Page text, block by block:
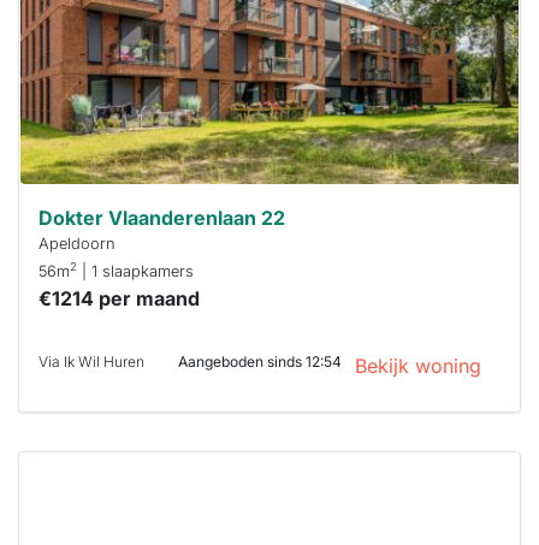
minuten
reageren.
Stekkies helpt
je hierbij!
Dokter Vlaanderenlaan 22
Apeldoorn
56m2 | 1 slaapkamers
€1214 per maand
Via Ik Wil Huren Aangeboden sinds 12:54 Bekijk woning